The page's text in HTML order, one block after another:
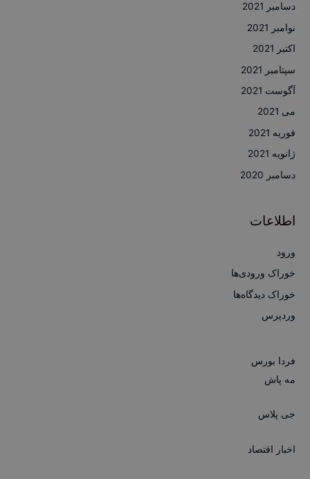
دسامبر 2021
نوامبر 2021
اکتبر 2021
سپتامبر 2021
آگوست 2021
می 2021
فوریه 2021
ژانویه 2021
دسامبر 2020
اطلاعات
ورود
خوراک ورودی‌ها
خوراک دیدگاه‌ها
وردپرس
فردا بورس
مه پاش
جی پلاس
اخبار اقتصاد